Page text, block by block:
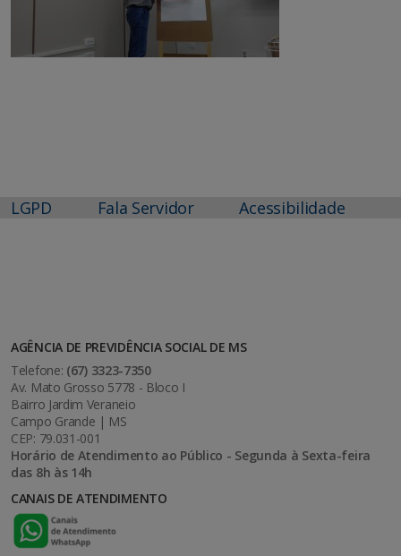
LGPD Fala Servidor Acessibilidade
AGÊNCIA DE PREVIDÊNCIA SOCIAL DE MS
Telefone: (67) 3323-7350
Av. Mato Grosso 5778 - Bloco I
Bairro Jardim Veraneio
Campo Grande | MS
CEP: 79.031-001
Horário de Atendimento ao Público - Segunda à Sexta-feira
das 8h às 14h
CANAIS DE ATENDIMENTO